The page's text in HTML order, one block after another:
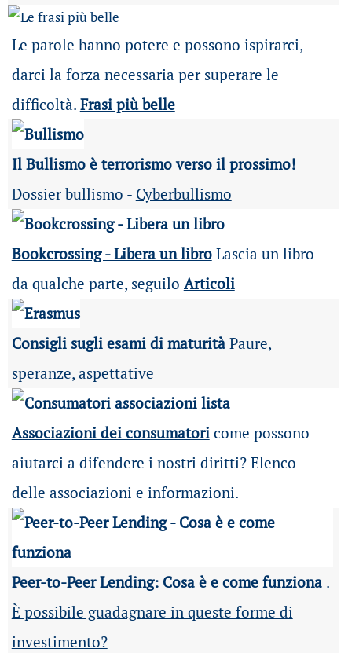
Le parole hanno potere e possono ispirarci,
darci la forza necessaria per superare le
difficoltà. Frasi più belle
Il Bullismo è terrorismo verso il prossimo!
Dossier bullismo - Cyberbullismo
Bookcrossing - Libera un libroLascia un libro
da qualche parte, seguilo Articoli
Consigli sugli esami di maturità Paure,
speranze, aspettative
Associazioni dei consumatoricome possono
aiutarci a difendere i nostri diritti? Elenco
delle associazioni e informazioni.
Peer-to-Peer Lending: Cosa è e come funziona .
È possibile guadagnare in queste forme di
investimento?